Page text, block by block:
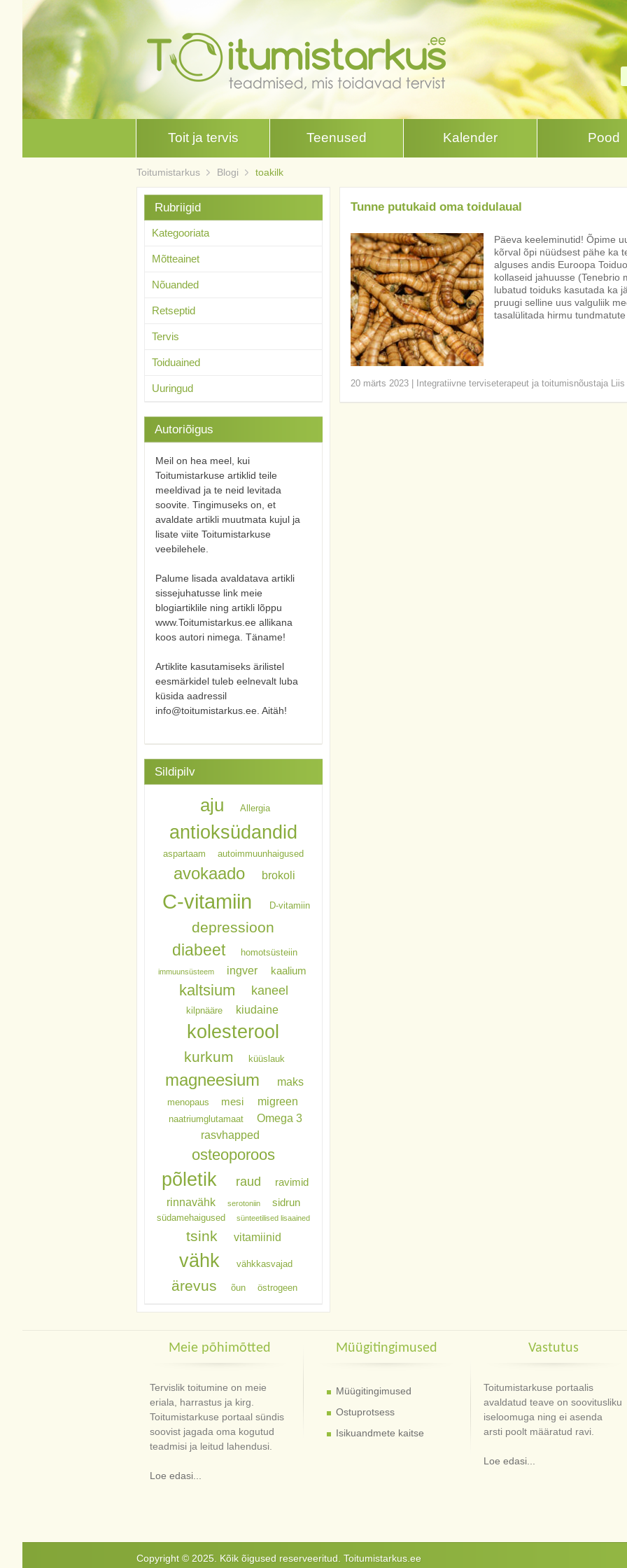
Toit ja tervis Teenused Kalender Pood
Toitumistarkus Blogi toakilk
Tunne putukaid oma toidulaual
Päeva keeleminutid! Õpime
kõrval õpi nüüdsest pähe ka
alguses andis Euroopa
kollaseid jahuusse (Tenebrio
lubatud toiduks kasutada ka
pruugi selline uus valguliik
tasalülitada hirmu
20 märts 2023| Integratiivne terviseterapeut ja toitumisnõustaja Liis
Rubriigid
Kategooriata
Mõtteainet
Nõuanded
Retseptid
Tervis
Toiduained
Uuringud
Autoriõigus
Meil on hea meel, kui
Toitumistarkuse artiklid teile
meeldivad ja te neid levitada
soovite. Tingimuseks on, et
avaldate artikli muutmata kujul ja
lisate viite Toitumistarkuse
veebilehele.
Palume lisada avaldatava artikli
sissejuhatusse link meie
blogiartiklile ning artikli lõppu
www.Toitumistarkus.ee allikana
koos autori nimega. Täname!
Artiklite kasutamiseks ärilistel
eesmärkidel tuleb eelnevalt luba
küsida aadressil
info@toitumistarkus.ee. Aitäh!
Sildipilv
aju Allergia
antioksüdandid
aspartaam autoimmuunhaigused
avokaado brokoli
C-vitamiin D-vitamiin
depressioon
diabeet homotsüsteiin
immuunsüsteem ingver kaalium
kaltsium kaneel
kilpnääre kiudaine
kolesterool
kurkum küüslauk
magneesium maks
menopaus mesi migreen
naatriumglutamaat
Omega 3
rasvhapped
osteoporoos
põletik raud ravimid
rinnavähk serotoniin sidrun
südamehaigused sünteetilised lisaained
tsink vitamiinid
vähk vähkkasvajad
ärevus õun östrogeen
Meie põhimõtted
Tervislik toitumine on meie
eriala, harrastus ja kirg.
Toitumistarkuse portaal sündis
soovist jagada oma kogutud
teadmisi ja leitud lahendusi.
Loe edasi...
Müügitingimused
Müügitingimused
Ostuprotsess
Isikuandmete kaitse
Vastutus
Toitumistarkuse portaalis
avaldatud teave on soovitusliku
iseloomuga ning ei asenda
arsti poolt määratud ravi.
Loe edasi...
Copyright © 2025. Kõik õigused reserveeritud. Toitumistarkus.ee